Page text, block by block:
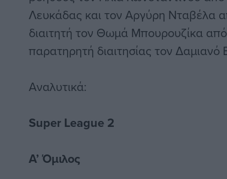
Λευκάδας και τον Αργύρη Νταβέλα
διαιτητή τον Θωμά Μπουρουζίκα
παρατηρητή διαιτησίας τον Δαμιανό
Αναλυτικά:
Super League 2
Α’ Όμιλος